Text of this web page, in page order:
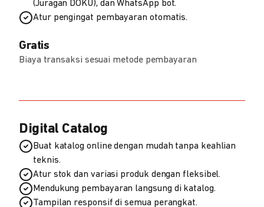
(Juragan DOKU), dan WhatsApp bot.
Atur pengingat pembayaran otomatis.
Gratis
Biaya transaksi sesuai metode pembayaran
Digital Catalog
Buat katalog online dengan mudah tanpa keahlian
teknis.
Atur stok dan variasi produk dengan fleksibel.
Mendukung pembayaran langsung di katalog.
Tampilan responsif di semua perangkat.